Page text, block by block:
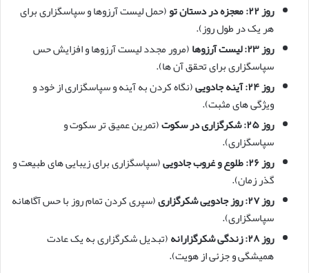
روز ۲۲: معجزه در دستان تو
(حمل لیست آرزوها و سپاسگزاری برای
هر یک در طول روز).
روز ۲۳: لیست آرزوها
(مرور مجدد لیست آرزوها و افزایش حس
سپاسگزاری برای تحقق آن ها).
روز ۲۴: آینه جادویی
(نگاه کردن به آینه و سپاسگزاری از خود و
ویژگی های مثبت).
روز ۲۵: شکرگزاری در سکوت
(تمرین عمیق تر سکوت و
سپاسگزاری).
روز ۲۶: طلوع و غروب جادویی
(سپاسگزاری برای زیبایی های طبیعت و
گذر زمان).
روز ۲۷: روز جادویی شکرگزاری
(سپری کردن تمام روز با حس آگاهانه
سپاسگزاری).
روز ۲۸: زندگی شکرگزارانه
(تبدیل شکرگزاری به یک عادت
همیشگی و جزئی از هویت).